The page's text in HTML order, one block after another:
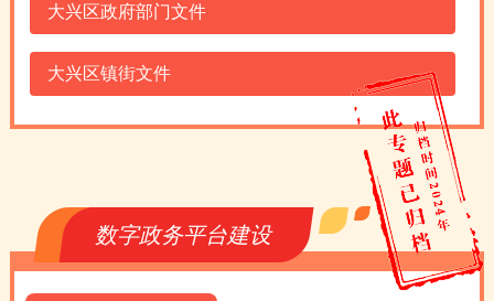
大兴区政府部门文件
大兴区镇街文件
数字政务平台建设